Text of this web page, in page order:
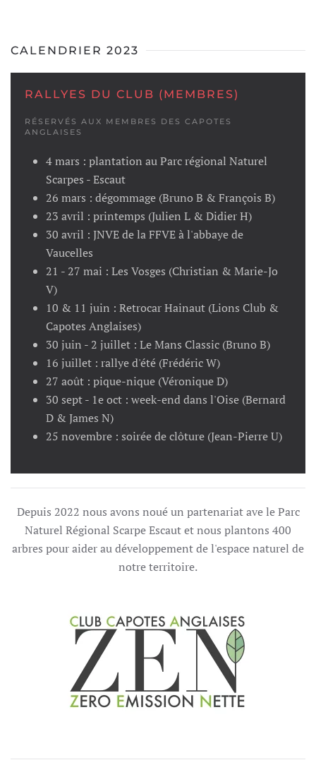
CALENDRIER 2023
RALLYES DU CLUB (MEMBRES)
RÉSERVÉS AUX MEMBRES DES CAPOTES
ANGLAISES
4 mars : plantation au Parc régional Naturel
Scarpes - Escaut
26 mars : dégommage (Bruno B & François B)
23 avril : printemps (Julien L & Didier H)
30 avril : JNVE de la FFVE à l'abbaye de
Vaucelles
21 - 27 mai : Les Vosges (Christian & Marie-Jo
V)
10 & 11 juin : Retrocar Hainaut (Lions Club &
Capotes Anglaises)
30 juin - 2 juillet : Le Mans Classic (Bruno B)
16 juillet : rallye d'été (Frédéric W)
27 août : pique-nique (Véronique D)
30 sept - 1e oct : week-end dans l'Oise (Bernard
D & James N)
25 novembre : soirée de clôture (Jean-Pierre U)
Depuis 2022 nous avons noué un partenariat ave le Parc
Naturel Régional Scarpe Escaut et nous plantons 400
arbres pour aider au développement de l'espace naturel de
notre territoire.